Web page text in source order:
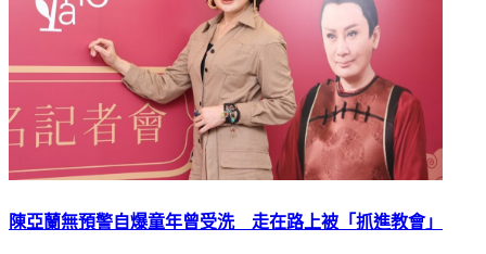
陳亞蘭無預警自爆童年曾受洗 走在路上被「抓進教會」